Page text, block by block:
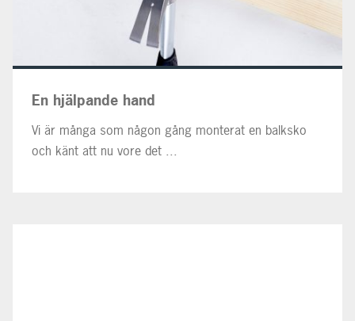
En hjälpande hand
Vi är många som någon gång monterat en balksko
och känt att nu vore det ...